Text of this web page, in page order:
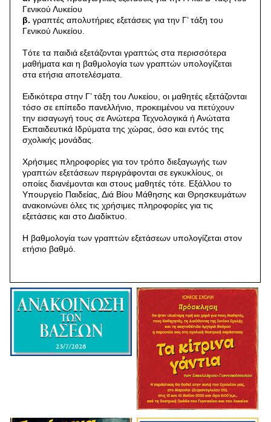
Γενικού Λυκείου
β. γραπτές απολυτήριες εξετάσεις για την Γ’ τάξη του
Γενικού Λυκείου.
Tότε τα παιδιά εξετάζονται γραπτώς στα περισσότερα
μαθήματα και η βαθμολογία των γραπτών υπολογίζεται
στα ετήσια αποτελέσματα.
Ειδικότερα στην Γ’ τάξη του Λυκείου, οι μαθητές εξετάζονται
τόσο σε επίπεδο πανελλήνιο, προκειμένου να πετύχουν
την εισαγωγή τους σε Ανώτερα Τεχνολογικά ή Ανώτατα
Εκπαιδευτικά Ιδρύματα της χώρας, όσο και εντός της
σχολικής μονάδας.
Χρήσιμες πληροφορίες για τον τρόπο διεξαγωγής των
γραπτών εξετάσεων περιγράφονται σε εγκυκλίους, οι
οποίες διανέμονται και στους μαθητές τότε. Εξάλλου το
Υπουργείο Παιδείας, Διά Βίου Μάθησης και Θρησκευμάτων
ανακοινώνει όλες τις χρήσιμες πληροφορίες για τις
εξετάσεις και στο Διαδίκτυο.
Η βαθμολογία των γραπτών εξετάσεων υπολογίζεται στον
ετήσιο βαθμό.